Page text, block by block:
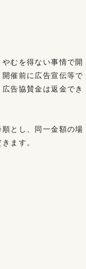
むを得ない事情で開
催前に広告宣伝等で
告協賛金は返金でき
とし、同一金額の場
ます。